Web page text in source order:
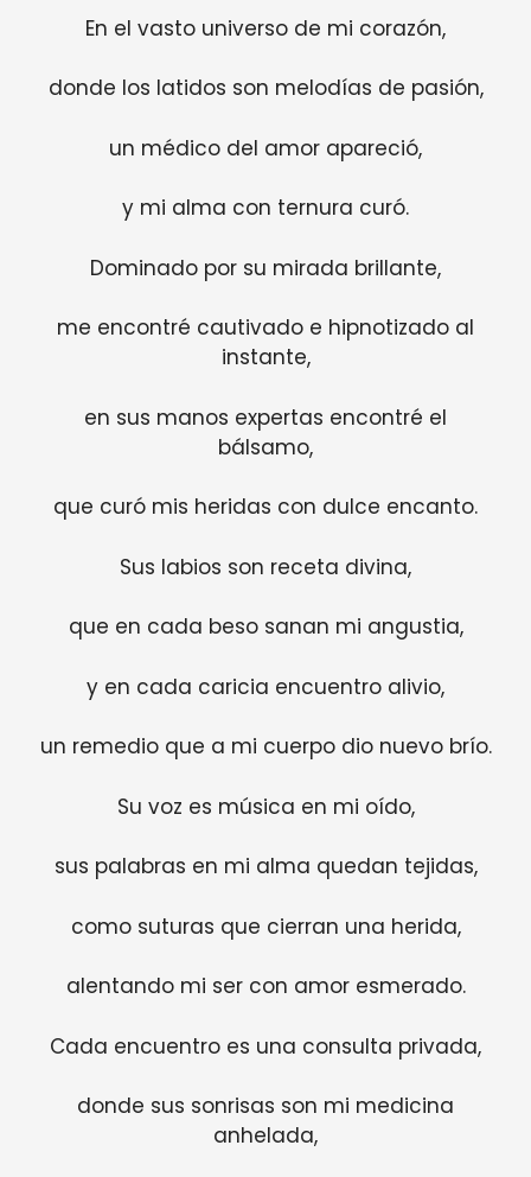
En el vasto universo de mi corazón,
donde los latidos son melodías de pasión,
un médico del amor apareció,
y mi alma con ternura curó.
Dominado por su mirada brillante,
me encontré cautivado e hipnotizado al
instante,
en sus manos expertas encontré el
bálsamo,
que curó mis heridas con dulce encanto.
Sus labios son receta divina,
que en cada beso sanan mi angustia,
y en cada caricia encuentro alivio,
un remedio que a mi cuerpo dio nuevo brío.
Su voz es música en mi oído,
sus palabras en mi alma quedan tejidas,
como suturas que cierran una herida,
alentando mi ser con amor esmerado.
Cada encuentro es una consulta privada,
donde sus sonrisas son mi medicina
anhelada,